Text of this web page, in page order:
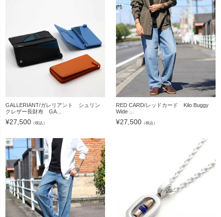
GALLERIANT/ガレリアント シュリン
クレザー長財布 GA...
¥27,500 （税込）
RED CARD/レッドカード Kilo Buggy
Wide ...
¥27,500 （税込）